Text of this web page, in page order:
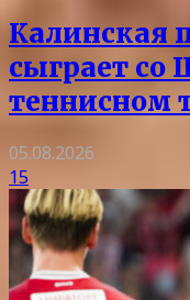
Калинская
сыграет со
теннисном
05.08.2026
15